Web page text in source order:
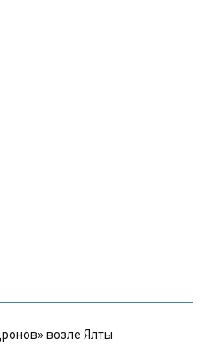
возле Ялты